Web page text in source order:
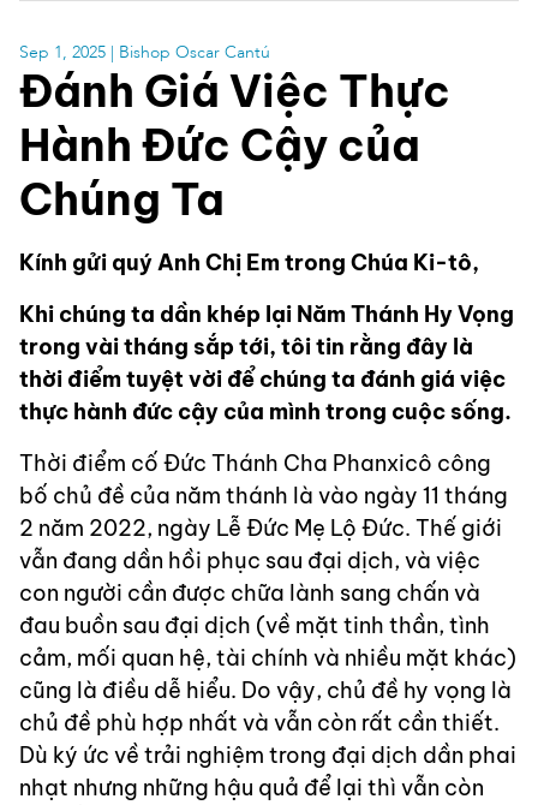
Sep 1, 2025 | Bishop Oscar Cantú
Đánh Giá Việc Thực
Hành Đức Cậy của
Chúng Ta
Kính gửi quý Anh Chị Em trong Chúa Ki-tô,
Khi chúng ta dần khép lại Năm Thánh Hy Vọng
trong vài tháng sắp tới, tôi tin rằng đây là
thời điểm tuyệt vời để chúng ta đánh giá việc
thực hành đức cậy của mình trong cuộc sống.
Thời điểm cố Đức Thánh Cha Phanxicô công
bố chủ đề của năm thánh là vào ngày 11 tháng
2 năm 2022, ngày Lễ Đức Mẹ Lộ Đức. Thế giới
vẫn đang dần hồi phục sau đại dịch, và việc
con người cần được chữa lành sang chấn và
đau buồn sau đại dịch (về mặt tinh thần, tình
cảm, mối quan hệ, tài chính và nhiều mặt khác)
cũng là điều dễ hiểu. Do vậy, chủ đề hy vọng là
chủ đề phù hợp nhất và vẫn còn rất cần thiết.
Dù ký ức về trải nghiệm trong đại dịch dần phai
nhạt nhưng những hậu quả để lại thì vẫn còn